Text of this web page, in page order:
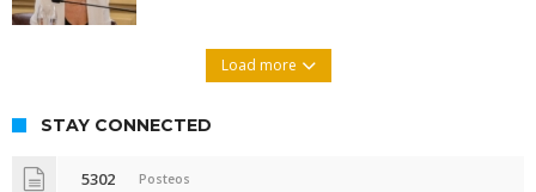
Load more
STAY CONNECTED
5302 Posteos